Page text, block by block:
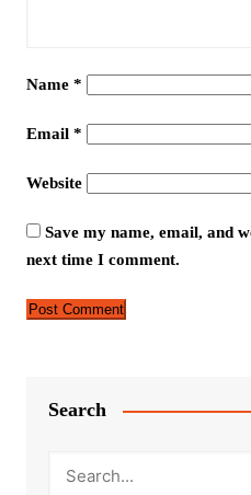
Name *
Email *
Website
Save my name, email, and
next time I comment.
Search